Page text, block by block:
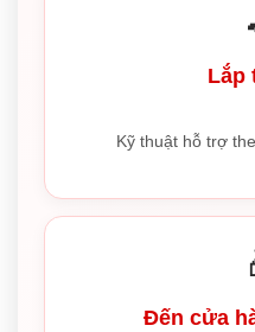
Lắp
Kỹ thuật hỗ trợ
Đến cửa